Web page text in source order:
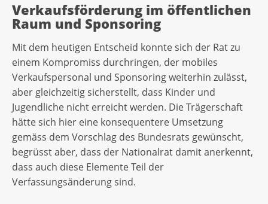
Verkaufsförderung im öffentlichen
Raum und Sponsoring
Mit dem heutigen Entscheid konnte sich der Rat zu
einem Kompromiss durchringen, der mobiles
Verkaufspersonal und Sponsoring weiterhin zulässt,
aber gleichzeitig sicherstellt, dass Kinder und
Jugendliche nicht erreicht werden. Die Trägerschaft
hätte sich hier eine konsequentere Umsetzung
gemäss dem Vorschlag des Bundesrats gewünscht,
begrüsst aber, dass der Nationalrat damit anerkennt,
dass auch diese Elemente Teil der
Verfassungsänderung sind.